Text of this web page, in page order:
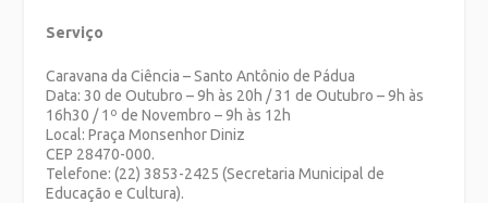
Serviço
Caravana da Ciência – Santo Antônio de Pádua
Data: 30 de Outubro – 9h às 20h / 31 de Outubro – 9h às
16h30 / 1º de Novembro – 9h às 12h
Local: Praça Monsenhor Diniz
CEP 28470-000.
Telefone: (22) 3853-2425 (Secretaria Municipal de
Educação e Cultura).